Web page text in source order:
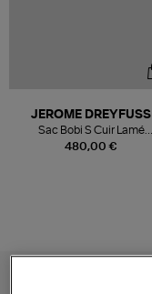
480,00 €
JEROME DREYFUSS
Sac Bobi S Cuir Lamé
Champagne